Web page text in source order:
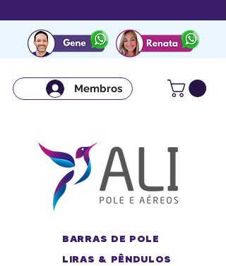
Membros
BARRAS DE POLE
LIRAS & PÊNDULOS